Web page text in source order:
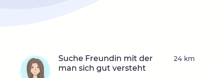
Suche Freundin mit der
man sich gut versteht
24 km